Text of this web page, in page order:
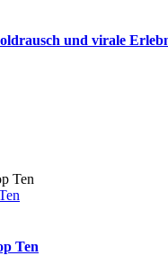
und virale
Ten